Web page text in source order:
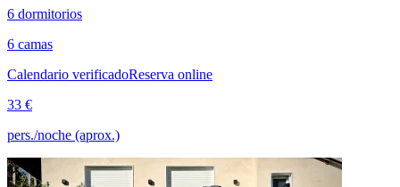
6 dormitorios
6 camas
Calendario verificadoReserva online
33 €
pers./noche (aprox.)